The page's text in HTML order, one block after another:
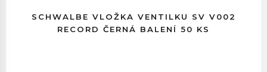
SCHWALBE VLOŽKA VENTILKU SV V002
RECORD ČERNÁ BALENÍ 50 KS